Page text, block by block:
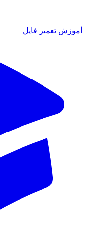
آموزش تعمیر فایل